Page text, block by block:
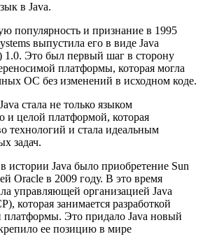
в Java.
популярность и признание в 1995
выпустила его в виде Java
1.0. Это был первый шаг в сторону
платформы, которая могла
ОС без изменений в исходном коде.
стала не только языком
и целой платформой, которая
технологий и стала идеальным
задач.
Java было приобретение Sun
Oracle в 2009 году. В это время
управляющей организацией Java
которая занимается разработкой
платформы. Это придало Java новый
ее позицию в мире